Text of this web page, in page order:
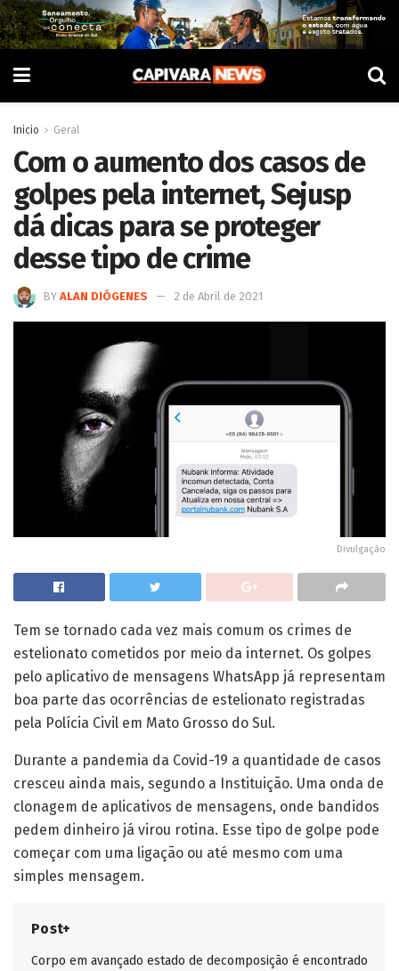
Inicio Geral
Com o aumento dos casos de
golpes pela internet, Sejusp
dá dicas para se proteger
desse tipo de crime
BY ALAN DIÓGENES 2 de Abril de 2021
Divulgação
Tem se tornado cada vez mais comum os crimes de
estelionato cometidos por meio da internet. Os golpes
pelo aplicativo de mensagens WhatsApp já representam
boa parte das ocorrências de estelionato registradas
pela Polícia Civil em Mato Grosso do Sul.
Durante a pandemia da Covid-19 a quantidade de casos
cresceu ainda mais, segundo a Instituição. Uma onda de
clonagem de aplicativos de mensagens, onde bandidos
pedem dinheiro já virou rotina. Esse tipo de golpe pode
começar com uma ligação ou até mesmo com uma
simples mensagem.
Post+
Corpo em avançado estado de decomposição é encontrado